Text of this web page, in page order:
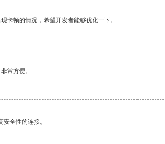
卡顿的情况，希望开发者能够优化一下。
常方便。
全性的连接。